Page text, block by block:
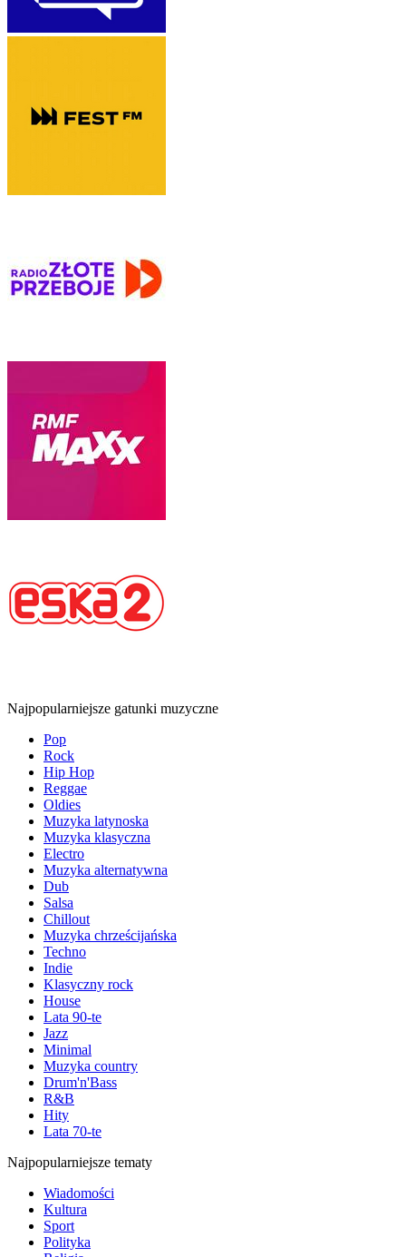
Najpopularniejsze gatunki muzyczne
Pop
Rock
Hip Hop
Reggae
Oldies
Muzyka latynoska
Muzyka klasyczna
Electro
Muzyka alternatywna
Dub
Salsa
Chillout
Muzyka chrześcijańska
Techno
Indie
Klasyczny rock
House
Lata 90-te
Jazz
Minimal
Muzyka country
Drum'n'Bass
R&B
Hity
Lata 70-te
Najpopularniejsze tematy
Wiadomości
Kultura
Sport
Polityka